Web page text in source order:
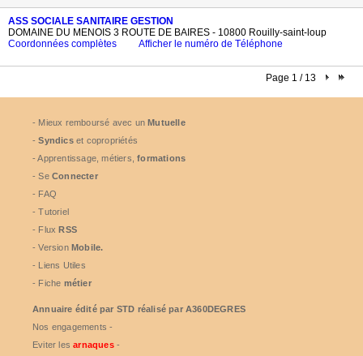
ASS SOCIALE SANITAIRE GESTION
DOMAINE DU MENOIS 3 ROUTE DE BAIRES - 10800 Rouilly-saint-loup
Coordonnées complètes
Afficher le numéro de Téléphone
Page 1 / 13
- Mieux remboursé avec unMutuelle
-Syndicset copropriétés
- Apprentissage, métiers,formations
- Se Connecter
- FAQ
- Tutoriel
- FluxRSS
- Version Mobile.
- Liens Utiles
- Fiche métier
Annuaire édité par STD réalisé par A360DEGRES
Nos engagements -
Eviter lesarnaques-